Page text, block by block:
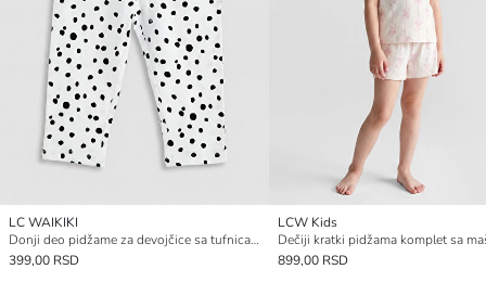
LC WAIKIKI
Donji deo pidžame za devojčice sa tufnicama
399,00 RSD
LCW Kids
Dečiji kratki pidžama komplet sa
899,00 RSD